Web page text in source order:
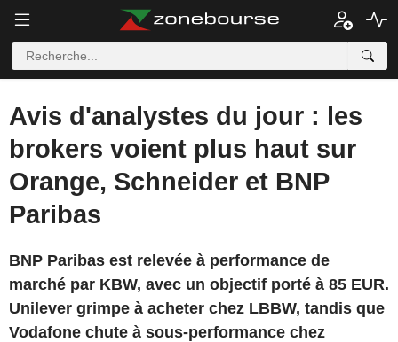
Avis d'analystes du jour : les
brokers voient plus haut sur
Orange, Schneider et BNP
Paribas
BNP Paribas est relevée à performance de
marché par KBW, avec un objectif porté à 85 EUR.
Unilever grimpe à acheter chez LBBW, tandis que
Vodafone chute à sous-performance chez